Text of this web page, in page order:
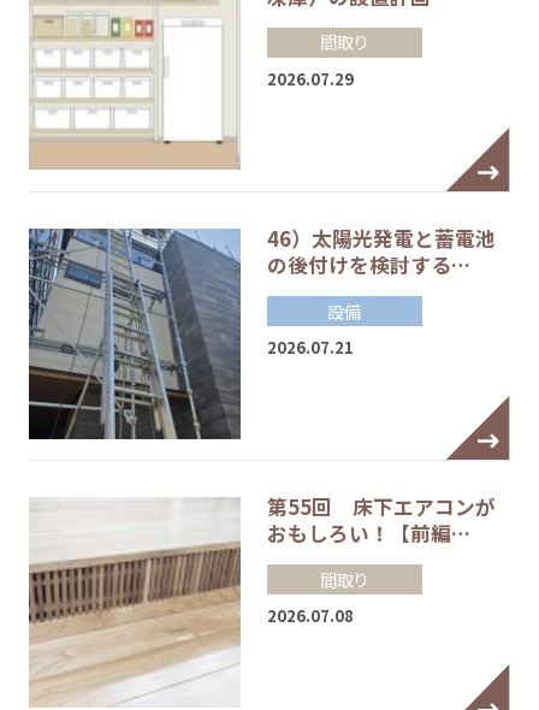
間取り
2026.07.29
46）太陽光発電と蓄電池
の後付けを検討する…
設備
2026.07.21
第55回 床下エアコンが
おもしろい！【前編…
間取り
2026.07.08